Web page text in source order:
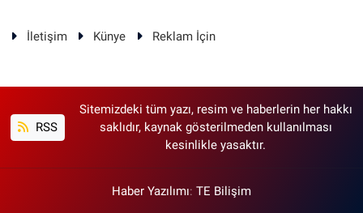
İletişim Künye Reklam İçin
RSS
Sitemizdeki tüm yazı, resim ve haberlerin her hakkı
saklıdır, kaynak gösterilmeden kullanılması
kesinlikle yasaktır.
Haber Yazılımı: TE Bilişim